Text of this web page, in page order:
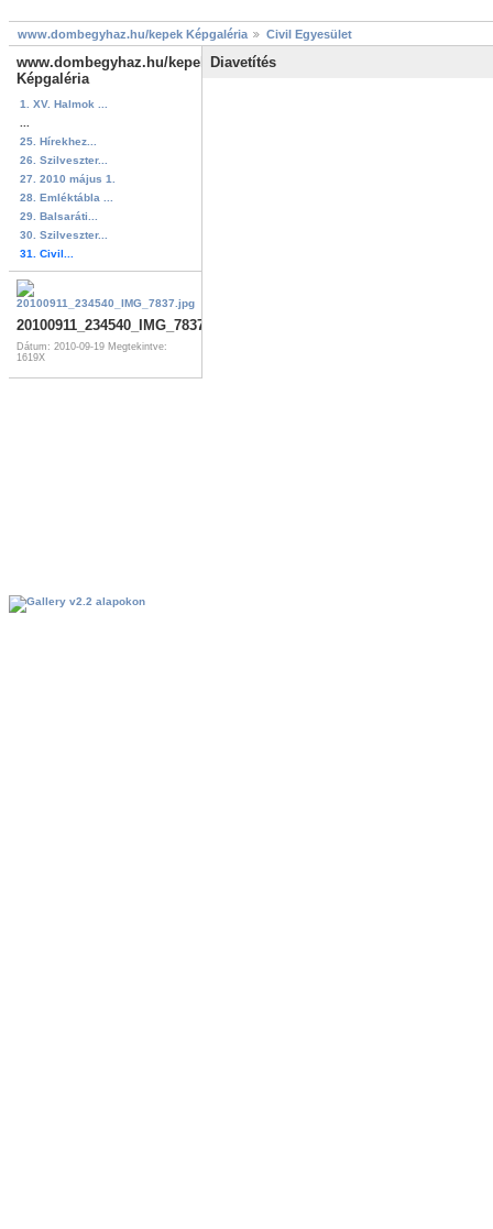
www.dombegyhaz.hu/kepek Képgaléria Civil Egyesület
www.dombegyhaz.hu/kepek
Képgaléria
1. XV. Halmok ...
25. Hírekhez...
26. Szilveszter...
27. 2010 május 1.
28. Emléktábla ...
29. Balsaráti...
30. Szilveszter...
31. Civil...
20100911_234540_IMG_7837.jpg
Dátum: 2010-09-19 Megtekintve:
1619X
Diavetítés